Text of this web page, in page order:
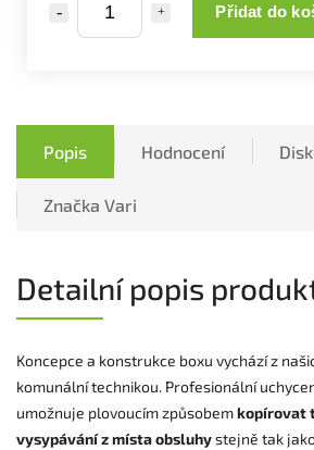
Přidat do
Popis Hodnocení
Značka Vari
Detailní popis
Koncepce a konstrukce boxu vychází z
komunální technikou. Profesionální
umožnuje plovoucím způsobemkopírovat
vysypávání z místa obsluhystejně tak